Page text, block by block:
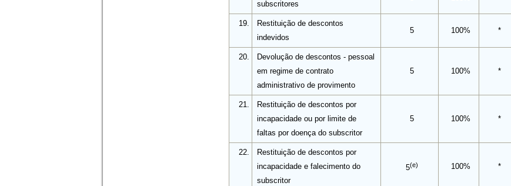
subscritores
19.
Restituição de descontos
indevidos
5 100% *
20.
Devolução de descontos - pessoal
em regime de contrato
administrativo de provimento
5 100% *
21.
Restituição de descontos por
incapacidade ou por limite de
faltas por doença do subscritor
5 100% *
22.
Restituição de descontos por
incapacidade e falecimento do
subscritor
5(e) 100% *